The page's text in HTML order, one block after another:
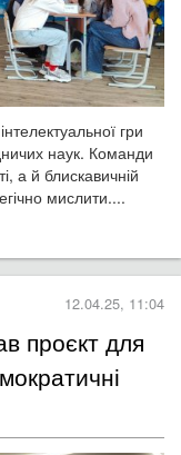
гри
наук. Команди
а й блискавичній
мислити....
12.04.25, 11:04
проєкт для